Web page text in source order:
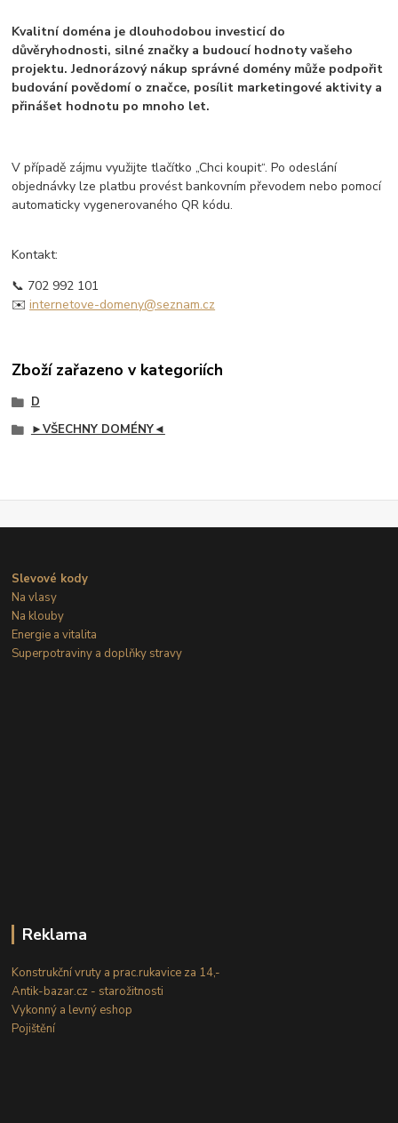
Kvalitní doména je dlouhodobou investicí do
důvěryhodnosti, silné značky a budoucí hodnoty vašeho
projektu. Jednorázový nákup správné domény může podpořit
budování povědomí o značce, posílit marketingové aktivity a
přinášet hodnotu po mnoho let.
V případě zájmu využijte tlačítko „Chci koupit“. Po odeslání
objednávky lze platbu provést bankovním převodem nebo pomocí
automaticky vygenerovaného QR kódu.
Kontakt:
📞 702 992 101
✉️internetove-domeny@seznam.cz
Zboží zařazeno v kategoriích
D
►VŠECHNY DOMÉNY◄
Slevové kody
Na vlasy
Na klouby
Energie a vitalita
Superpotraviny a doplňky stravy
Reklama
Konstrukční vruty a prac.rukavice za 14,-
Antik-bazar.cz - starožitnosti
Vykonný a levný eshop
Pojištění